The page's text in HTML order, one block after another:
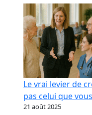
Le vrai levier de
pas celui que
21 août 2025